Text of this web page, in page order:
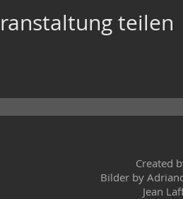
teilen
Created
Bilder by
Jean